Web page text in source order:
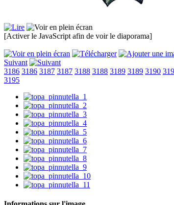
[Activer le JavaScript afin de voir le diaporama]
Suivant
3186 3186 3187 3187 3188 3188 3189 3189 3190
3195